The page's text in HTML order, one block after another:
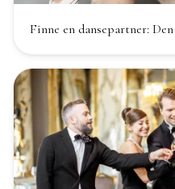
Finne en dansepartner: